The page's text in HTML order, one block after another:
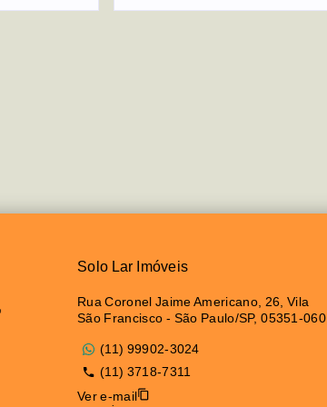
Solo Lar Imóveis
Rua Coronel Jaime Americano, 26, Vila
São Francisco - São Paulo/SP, 05351-060
(11) 99902-3024
(11) 3718-7311
Ver e-mail